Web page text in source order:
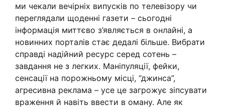
ми чекали вечірніх випусків по телевізору чи
переглядали щоденні газети – сьогодні
інформація миттєво з’являється в онлайні, а
новинних порталів стає дедалі більше. Вибрати
справді надійний ресурс серед сотень –
завдання не з легких. Маніпуляції, фейки,
сенсації на порожньому місці, “джинса”,
агресивна реклама – усе це загрожує зіпсувати
враження й навіть ввести в оману. Але як